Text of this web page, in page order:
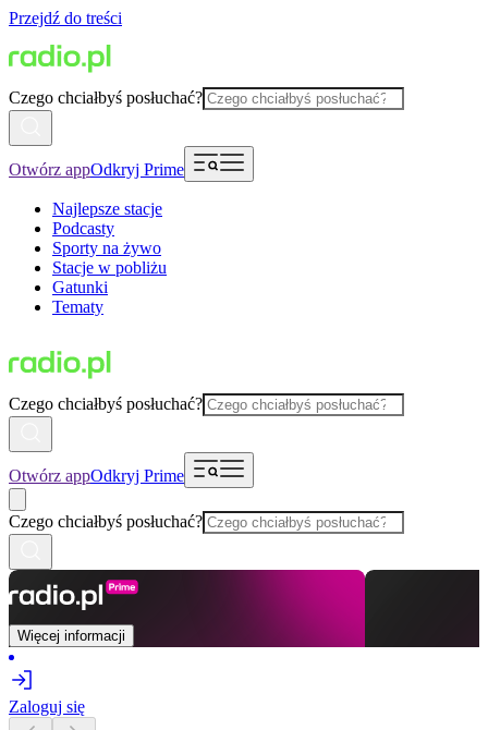
Przejdź do treści
Czego chciałbyś posłuchać?
Otwórz appOdkryj Prime
Najlepsze stacje
Podcasty
Sporty na żywo
Stacje w pobliżu
Gatunki
Tematy
Czego chciałbyś posłuchać?
Otwórz appOdkryj Prime
Czego chciałbyś posłuchać?
Więcej informacji
Zaloguj się